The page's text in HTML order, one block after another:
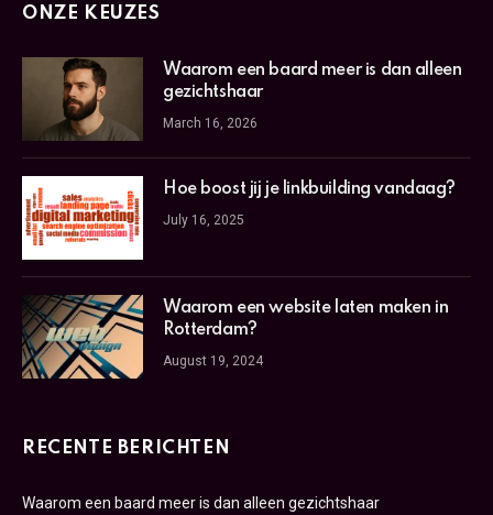
ONZE KEUZES
Waarom een baard meer is dan alleen
gezichtshaar
March 16, 2026
Hoe boost jij je linkbuilding vandaag?
July 16, 2025
Waarom een website laten maken in
Rotterdam?
August 19, 2024
RECENTE BERICHTEN
Waarom een baard meer is dan alleen gezichtshaar